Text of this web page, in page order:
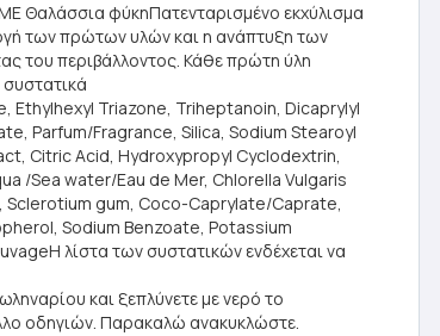
Θαλάσσια φύκηΠατενταρισμένο εκχύλισμα
των πρώτων υλών και η ανάπτυξη των
του περιβάλλοντος. Κάθε πρώτη ύλη
Ethylhexyl Triazone, Triheptanoin, Dicaprylyl
Parfum/Fragrance, Silica, Sodium Stearoyl
Citric Acid, Hydroxypropyl Cyclodextrin,
/Sea water/Eau de Mer, Chlorella Vulgaris
gum, Coco-Caprylate/Caprate,
Sodium Benzoate, Potassium
λίστα των συστατικών ενδέχεται να
και ξεπλύνετε με νερό το
οδηγιών. Παρακαλώ ανακυκλώστε.